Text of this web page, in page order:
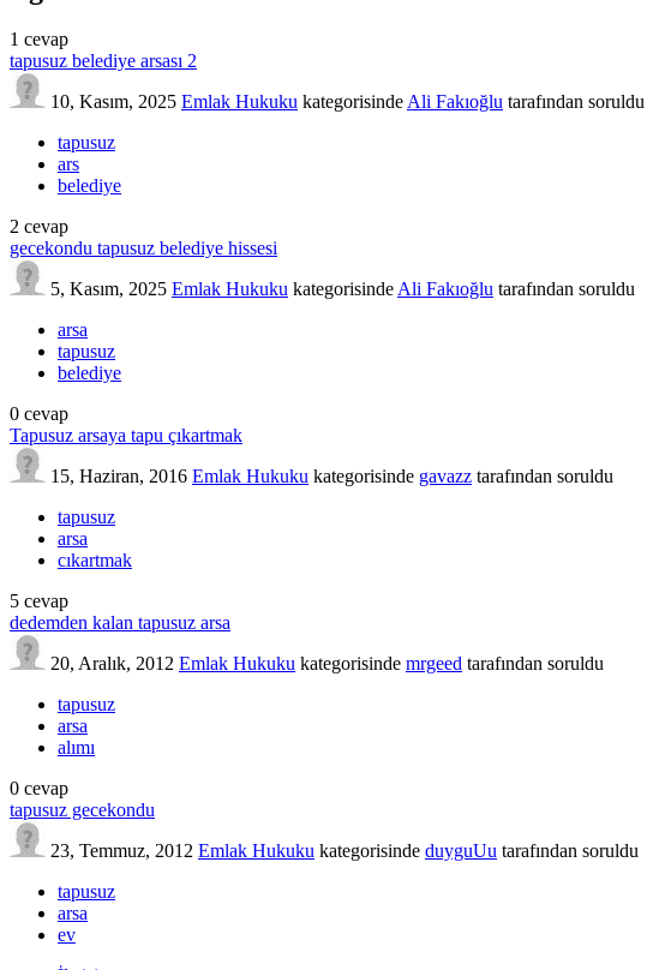
1 cevap
tapusuz belediye arsası 2
10, Kasım, 2025 Emlak Hukuku kategorisindeAli Fakıoğlu tarafından soruldu
tapusuz
ars
belediye
2 cevap
gecekondu tapusuz belediye hissesi
5, Kasım, 2025 Emlak Hukuku kategorisindeAli Fakıoğlu tarafından soruldu
arsa
tapusuz
belediye
0 cevap
Tapusuz arsaya tapu çıkartmak
15, Haziran, 2016 Emlak Hukuku kategorisinde gavazz tarafından soruldu
tapusuz
arsa
cıkartmak
5 cevap
dedemden kalan tapusuz arsa
20, Aralık, 2012 Emlak Hukuku kategorisinde mrgeed tarafından soruldu
tapusuz
arsa
alımı
0 cevap
tapusuz gecekondu
23, Temmuz, 2012 Emlak Hukuku kategorisinde duyguUu tarafından soruldu
tapusuz
arsa
ev